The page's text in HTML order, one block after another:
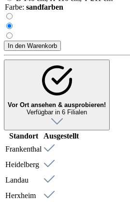
B 120 cm, H 110 cm, T 211 cm
Farbe:
In den Warenkorb
Vor Ort ansehen & ausprobieren!
Verfügbar in 6 Filialen
Standort
Ausgestellt
Frankenthal
Heidelberg
Landau